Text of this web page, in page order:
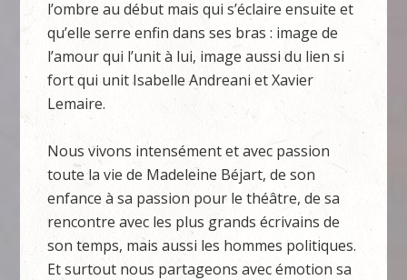
l’ombre au début mais qui s’éclaire ensuite et
qu’elle serre enfin dans ses bras : image de
l’amour qui l’unit à lui, image aussi du lien si
fort qui unit Isabelle Andreani et Xavier
Lemaire.
Nous vivons intensément et avec passion
toute la vie de Madeleine Béjart, de son
enfance à sa passion pour le théâtre, de sa
rencontre avec les plus grands écrivains de
son temps, mais aussi les hommes politiques.
Et surtout nous partageons avec émotion sa